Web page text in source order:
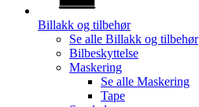
Billakk og tilbehør
Se alle Billakk og tilbehør
Bilbeskyttelse
Maskering
Se alle Maskering
Tape